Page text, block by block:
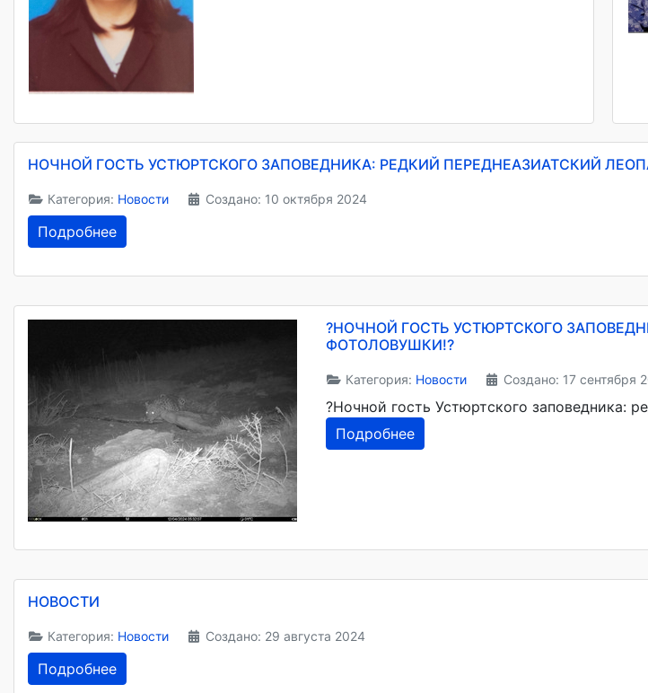
НОЧНОЙ ГОСТЬ УСТЮРТСКОГО ЗАПОВЕДНИКА: РЕДКИЙ ПЕРЕДНЕАЗИАТСКИЙ
Категория: Новости Создано: 10 октября 2024
Подробнее
?НОЧНОЙ ГОСТЬ УСТЮРТСКОГО
ФОТОЛОВУШКИ!?
Категория: Новости Создано: 17 сентября
?Ночной гость Устюртского заповедника:
Подробнее
НОВОСТИ
Категория: Новости Создано: 29 августа 2024
Подробнее